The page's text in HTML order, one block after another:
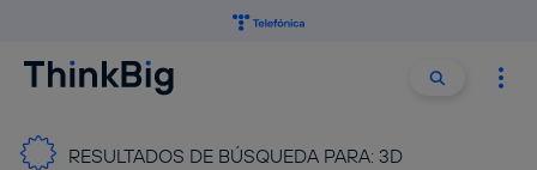
Buscar
RESULTADOS DE BÚSQUEDA PARA:3D